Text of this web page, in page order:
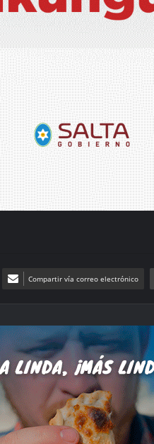
Compartir vía correo electrónico